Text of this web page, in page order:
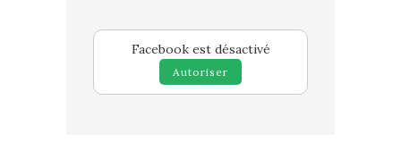
Facebook est désactivé
Autoriser